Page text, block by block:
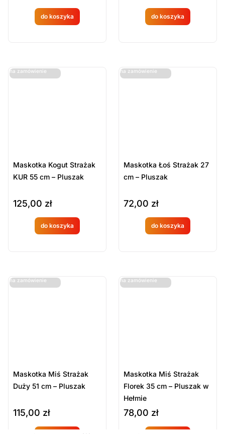
do koszyka
Produkt
na
zamówien
do koszyka
Produkt
na
zamówien
na zamówienie
ostatnie sztuki
Maskotka Kogut Strażak
KUR 55 cm – Pluszak
125,00 zł
do koszyka
Produkt
na
zamówien
na zamówienie
ostatnie sztuki
Maskotka Łoś Strażak 27
cm – Pluszak
72,00 zł
do koszyka
Produkt
na
zamówien
na zamówienie
ostatnie sztuki
Maskotka Miś Strażak
Duży 51 cm – Pluszak
115,00 zł
na zamówienie
ostatnie sztuki
Maskotka Miś Strażak
Florek 35 cm – Pluszak w
Hełmie
78,00 zł